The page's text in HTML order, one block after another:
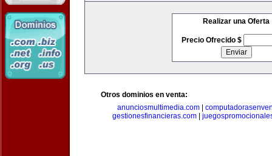
Realizar una Oferta
Precio Ofrecido $
Otros dominios en venta:
anunciosmultimedia.com
gestionesfinancieras.com